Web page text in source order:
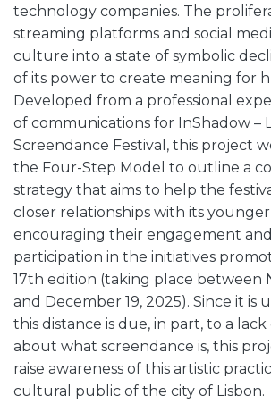
technology companies. The
streaming platforms and social
culture into a state of symbolic
of its power to create meaning for
Developed from a professional
of communications for InShadow –
Screendance Festival, this project
the Four-Step Model to outline a
strategy that aims to help the
closer relationships with its
encouraging their engagement
participation in the initiatives
17th edition (taking place between
and December 19, 2025). Since it is
this distance is due, in part, to a
about what screendance is, this
raise awareness of this artistic
cultural public of the city of Lisbon.